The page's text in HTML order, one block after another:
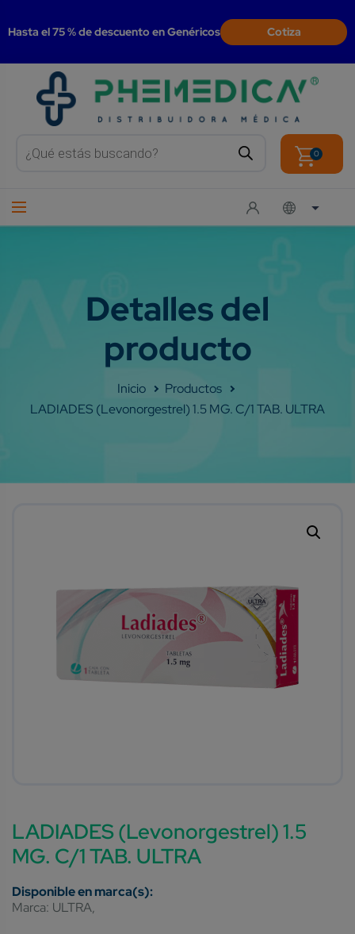
Hasta el 75 % de descuento en Genéricos Cotiza
search 0
Shop
LADIADES (Levonorgestrel) 1.5 MG. C/1 TAB. ULTRA
LADIADES (Levonorgestrel) 1.5
MG. C/1 TAB. ULTRA
Marca: ULTRA